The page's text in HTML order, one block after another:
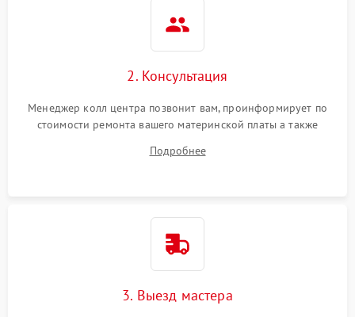
2. Консультация
Менеджер колл центра позвонит вам, проинформирует по
стоимости ремонта вашего материнской платы а также
Подробнее
3. Выезд мастера